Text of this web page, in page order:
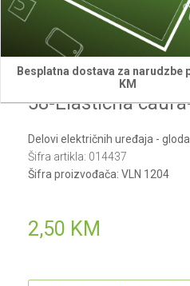
Besplatna dostava za narudzbe
KM
Villager
58-Elasticna
Delovi električnih uređaja -
Šifra artikla: 014437
Šifra proizvođača: VLN 1204
2,50 KM